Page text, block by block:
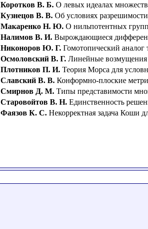
Коротков В. Б. О левых идеалах
Кузнецов В. В. Об условиях
Макаренко Н. Ю. О нильпотентных
Налимов В. И. Вырождающиеся
Никоноров Ю. Г. Гомотопический
Осмоловский В. Г. Линейные возмущения
Плотников П. И. Теория Морса для
Славский В. В. Конформно-плоские
Смирнов Д. М. Типы представимости
Старовойтов В. Н. Единственность
Фаязов К. С. Некорректная задача Коши